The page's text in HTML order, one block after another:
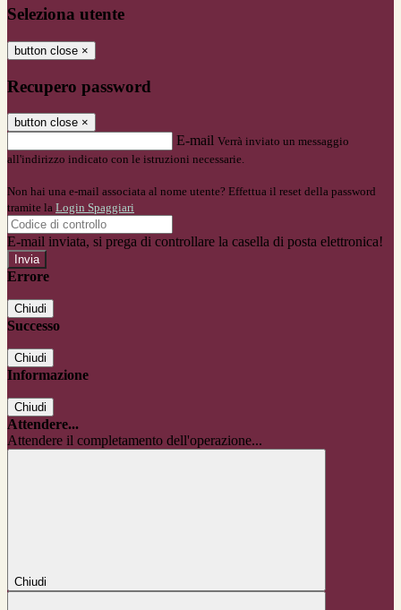
Seleziona utente
button close ×
Recupero password
button close ×
E-mail Verrà inviato un messaggio
all'indirizzo indicato con le istruzioni necessarie.
Non hai una e-mail associata al nome utente? Effettua il reset della password
tramite la Login Spaggiari
E-mail inviata, si prega di controllare la casella di posta elettronica!
Errore
Chiudi
Successo
Chiudi
Informazione
Chiudi
Attendere...
Attendere il completamento dell'operazione...
Chiudi